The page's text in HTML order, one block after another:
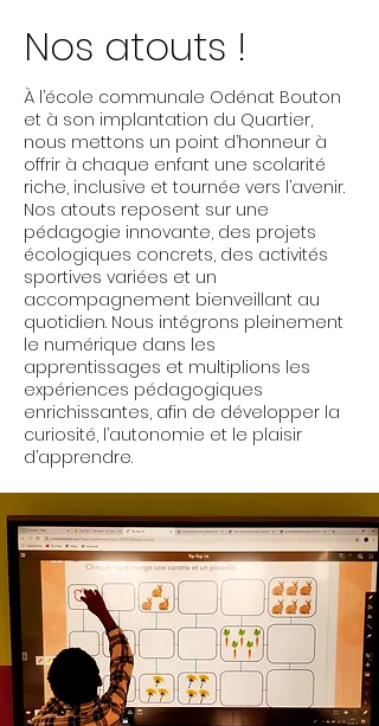
Nos atouts !
À l’école communale Odénat Bouton
et à son implantation du Quartier,
nous mettons un point d’honneur à
offrir à chaque enfant une scolarité
riche, inclusive et tournée vers l’avenir.
Nos atouts reposent sur une
pédagogie innovante, des projets
écologiques concrets, des activités
sportives variées et un
accompagnement bienveillant au
quotidien. Nous intégrons pleinement
le numérique dans les
apprentissages et multiplions les
expériences pédagogiques
enrichissantes, afin de développer la
curiosité, l’autonomie et le plaisir
d’apprendre.